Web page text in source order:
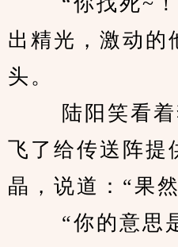
出精光，激动的
头。
飞了给传送阵提
晶，说道：“果